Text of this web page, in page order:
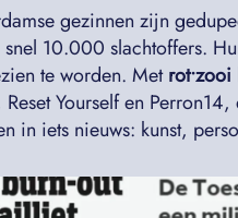
gezinnen zijn
10.000 slachtoffers.
te worden. Metrot•zooi
Reset Yourself en
in iets nieuws: kunst,